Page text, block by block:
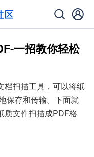
一招教你轻松
档扫描工具，可以将纸
保存和传输。下面就
质文件扫描成PDF格